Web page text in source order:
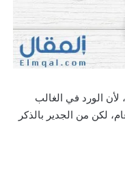
الورد في الغالب
لكن من الجدير بالذكر